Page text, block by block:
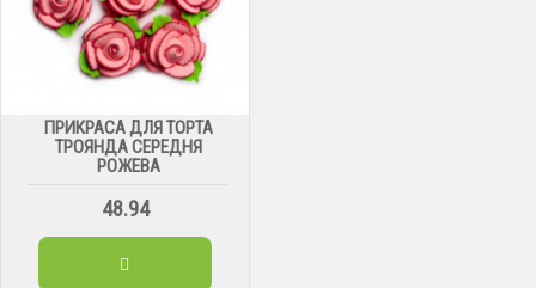
ПРИКРАСА ДЛЯ ТОРТА
ТРОЯНДА СЕРЕДНЯ
РОЖЕВА
48.94